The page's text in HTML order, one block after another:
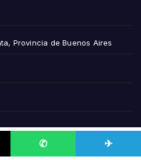
Provincia de Buenos Aires
✆ ✈